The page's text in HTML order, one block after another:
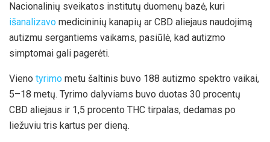
Nacionalinių sveikatos institutų duomenų bazė, kuri
išanalizavo medicininių kanapių ar CBD aliejaus naudojimą
autizmu sergantiems vaikams, pasiūlė, kad autizmo
simptomai gali pagerėti.
Vieno tyrimo metu šaltinis buvo 188 autizmo spektro vaikai,
5–18 metų. Tyrimo dalyviams buvo duotas 30 procentų
CBD aliejaus ir 1,5 procento THC tirpalas, dedamas po
liežuviu tris kartus per dieną.